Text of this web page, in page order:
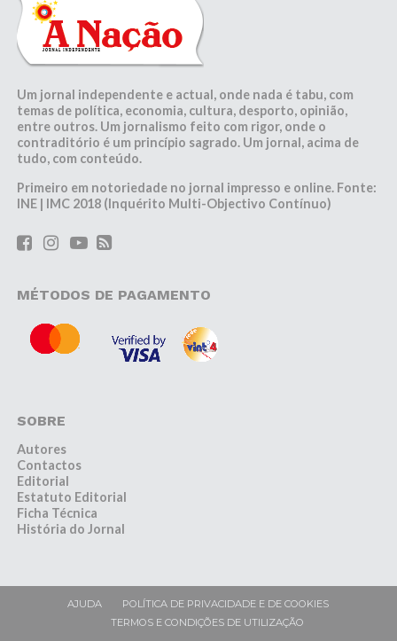
Um jornal independente e actual, onde nada é tabu, com
temas de política, economia, cultura, desporto, opinião,
entre outros. Um jornalismo feito com rigor, onde o
contraditório é um princípio sagrado. Um jornal, acima de
tudo, com conteúdo.
Primeiro em notoriedade no jornal impresso e online. Fonte:
INE | IMC 2018 (Inquérito Multi-Objectivo Contínuo)
MÉTODOS DE PAGAMENTO
SOBRE
Autores
Contactos
Editorial
Estatuto Editorial
Ficha Técnica
História do Jornal
AJUDA
POLÍTICA DE PRIVACIDADE E DE COOKIES
TERMOS E CONDIÇÕES DE UTILIZAÇÃO